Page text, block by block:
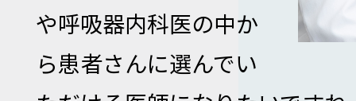
や呼吸器内科医の中か
ら患者さんに選んでい